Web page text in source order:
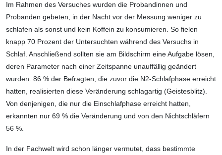
Im Rahmen des Versuches wurden die Probandinnen und
Probanden gebeten, in der Nacht vor der Messung weniger zu
schlafen als sonst und kein Koffein zu konsumieren. So fielen
knapp 70 Prozent der Untersuchten während des Versuchs in
Schlaf. Anschließend sollten sie am Bildschirm eine Aufgabe lösen,
deren Parameter nach einer Zeitspanne unauffällig geändert
wurden. 86 % der Befragten, die zuvor die N2-Schlafphase erreicht
hatten, realisierten diese Veränderung schlagartig (Geistesblitz).
Von denjenigen, die nur die Einschlafphase erreicht hatten,
erkannten nur 69 % die Veränderung und von den Nichtschläfern
56 %.
In der Fachwelt wird schon länger vermutet, dass bestimmte